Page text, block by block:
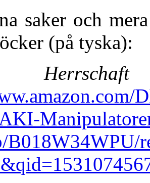
saker och
(på tyska):
B018W34WPU/